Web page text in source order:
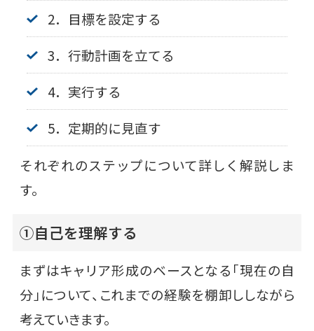
2．目標を設定する
3．行動計画を立てる
4．実行する
5．定期的に見直す
それぞれのステップについて詳しく解説しま
す。
①自己を理解する
まずはキャリア形成のベースとなる「現在の自
分」について、これまでの経験を棚卸ししながら
考えていきます。